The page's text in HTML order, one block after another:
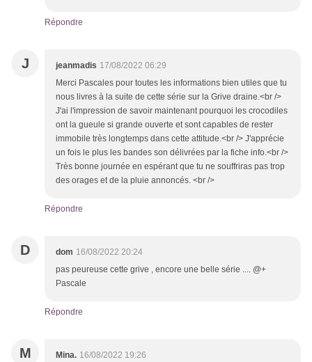
Répondre
J jeanmadis 17/08/2022 06:29
Merci Pascales pour toutes les informations bien utiles que tu
nous livres à la suite de cette série sur la Grive draine.<br />
J'ai l'impression de savoir maintenant pourquoi les crocodiles
ont la gueule si grande ouverte et sont capables de rester
immobile très longtemps dans cette attitude.<br /> J'apprécie
un fois le plus les bandes son délivrées par la fiche info.<br />
Très bonne journée en espérant que tu ne souffriras pas trop
des orages et de la pluie annoncés. <br />
Répondre
D dom 16/08/2022 20:24
pas peureuse cette grive , encore une belle série .... @+
Pascale
Répondre
M Mina. 16/08/2022 19:26